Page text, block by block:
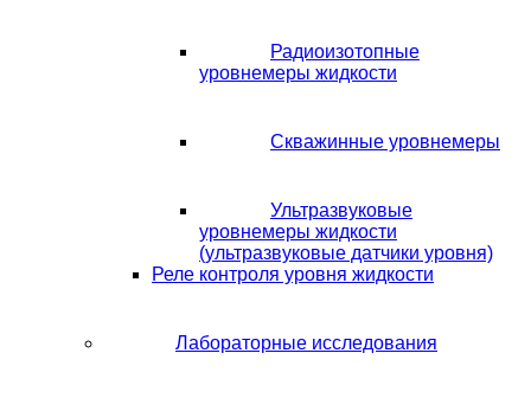
Радиоизотопные
уровнемеры жидкости
Скважинные уровнемеры
Ультразвуковые
уровнемеры жидкости
(ультразвуковые датчики уровня)
Реле контроля уровня жидкости
Лабораторные исследования